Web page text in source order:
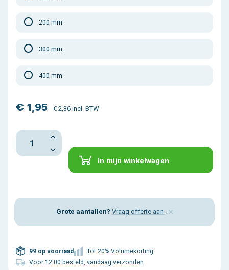
200 mm
300 mm
400 mm
€ 1,95 € 2,36 incl. BTW
In mijn winkelwagen
Grote aantallen? Vraag offerte aan . ×
99 op voorraad
Tot 20% Volumekorting
Voor 12.00 besteld, vandaag verzonden